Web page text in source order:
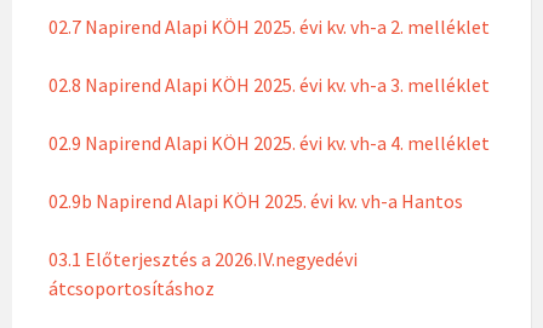
02.7 Napirend Alapi KÖH 2025. évi kv. vh-a 2. melléklet
02.8 Napirend Alapi KÖH 2025. évi kv. vh-a 3. melléklet
02.9 Napirend Alapi KÖH 2025. évi kv. vh-a 4. melléklet
02.9b Napirend Alapi KÖH 2025. évi kv. vh-a Hantos
03.1 Előterjesztés a 2026.IV.negyedévi
átcsoportosításhoz